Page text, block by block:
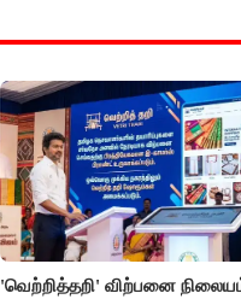
'வெற்றித்தறி' விற்பனை